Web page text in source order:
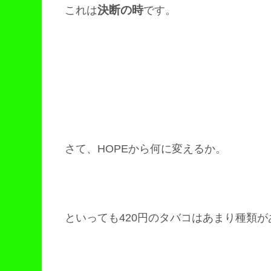
これは決断の時です。
さて、HOPEから何に変えるか。
といっても420円のタバコはあまり種類が